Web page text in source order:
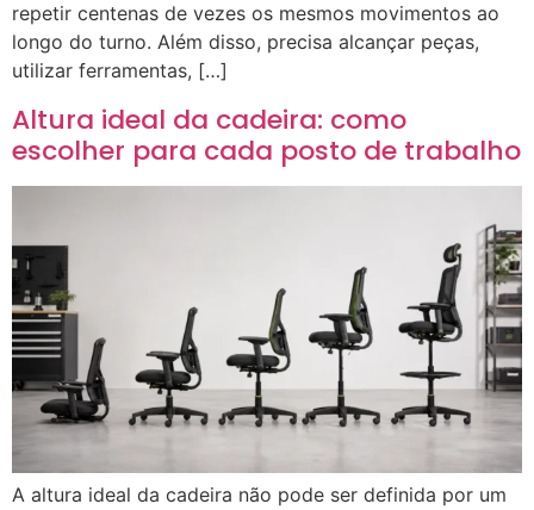
repetir centenas de vezes os mesmos movimentos ao
longo do turno. Além disso, precisa alcançar peças,
utilizar ferramentas, […]
Altura ideal da cadeira: como
escolher para cada posto de trabalho
A altura ideal da cadeira não pode ser definida por um